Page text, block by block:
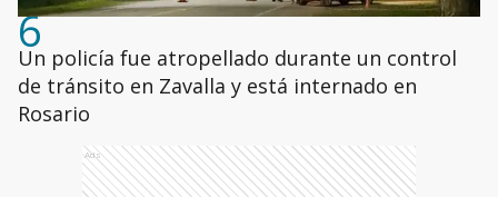
6
Un policía fue atropellado durante un control
de tránsito en Zavalla y está internado en
Rosario
Ads